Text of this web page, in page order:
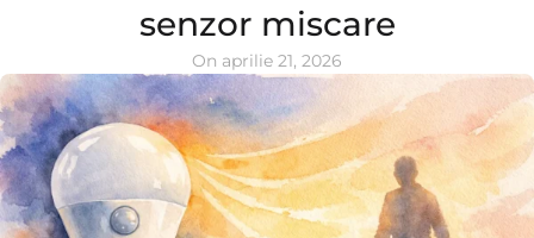
senzor miscare
On aprilie 21, 2026